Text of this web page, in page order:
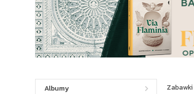
Albumy
Zabawki